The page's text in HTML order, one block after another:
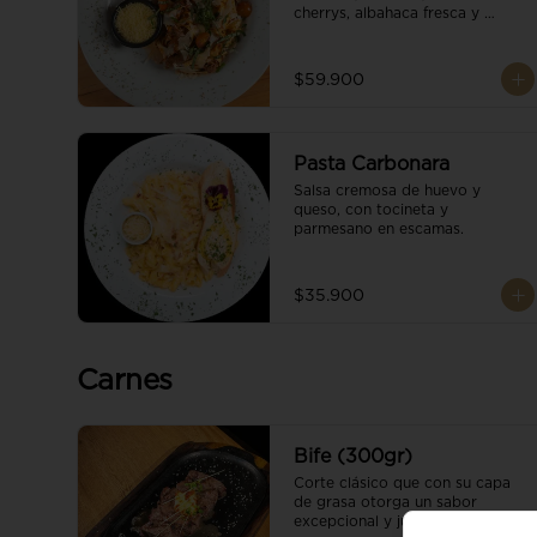
cherrys, albahaca fresca y
$59.900
Pasta Carbonara
Salsa cremosa de huevo y
queso, con tocineta y
parmesano en escamas.
$35.900
Carnes
Bife (300gr)
Corte clásico que con su capa
de grasa otorga un sabor
excepcional y jugoso; parrillado